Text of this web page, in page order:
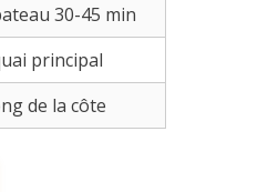
30-45 min
principal
de la côte